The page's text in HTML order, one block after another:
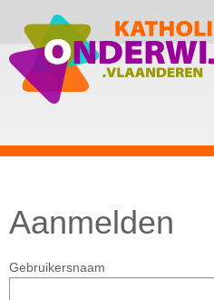
Aanmelden
Gebruikersnaam